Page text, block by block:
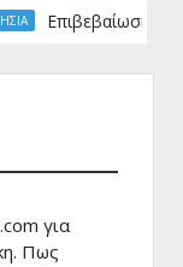
για
Πως